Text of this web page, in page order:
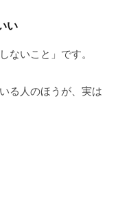
い
ないこと」です。
る人のほうが、実は